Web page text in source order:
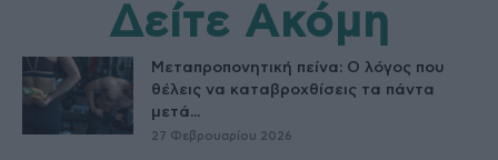
Δείτε Ακόμη
Μεταπροπονητική πείνα: Ο λόγος που
θέλεις να καταβροχθίσεις τα πάντα
μετά...
27 Φεβρουαρίου 2026